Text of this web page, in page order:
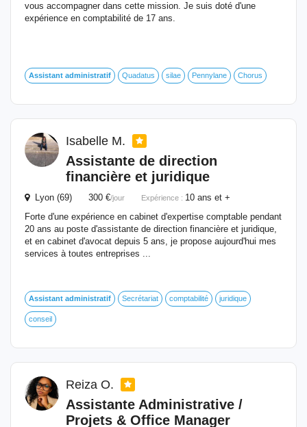
vous accompagner dans cette mission. Je suis doté d'une
expérience en comptabilité de 17 ans.
Assistant administratif Quadatus silae Pennylane Chorus
Isabelle M.
Assistante de direction
financière et juridique
Lyon (69) 300 €/jour Expérience : 10 ans et +
Forte d'une expérience en cabinet d'expertise comptable pendant
20 ans au poste d'assistante de direction financière et juridique,
et en cabinet d'avocat depuis 5 ans, je propose aujourd'hui mes
services à toutes entreprises ...
Assistant administratif Secrétariat comptabilité juridique
conseil
Reiza O.
Assistante Administrative /
Projets & Office Manager